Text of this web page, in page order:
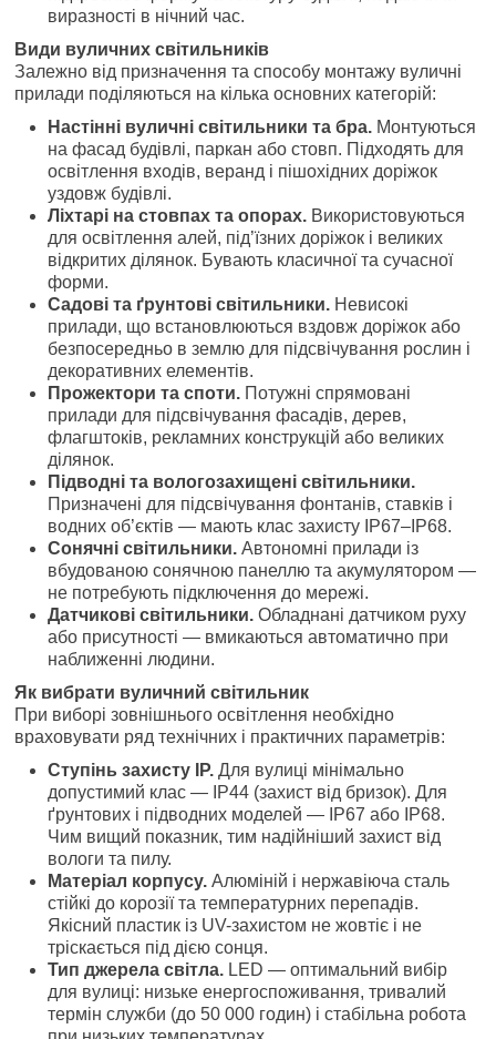
виразності в нічний час.
Види вуличних світильників
Залежно від призначення та способу монтажу вуличні
прилади поділяються на кілька основних категорій:
Настінні вуличні світильники та бра. Монтуються
на фасад будівлі, паркан або стовп. Підходять для
освітлення входів, веранд і пішохідних доріжок
уздовж будівлі.
Ліхтарі на стовпах та опорах. Використовуються
для освітлення алей, під’їзних доріжок і великих
відкритих ділянок. Бувають класичної та сучасної
форми.
Садові та ґрунтові світильники. Невисокі
прилади, що встановлюються вздовж доріжок або
безпосередньо в землю для підсвічування рослин і
декоративних елементів.
Прожектори та споти. Потужні спрямовані
прилади для підсвічування фасадів, дерев,
флагштоків, рекламних конструкцій або великих
ділянок.
Підводні та вологозахищені світильники.
Призначені для підсвічування фонтанів, ставків і
водних об’єктів — мають клас захисту IP67–IP68.
Сонячні світильники. Автономні прилади із
вбудованою сонячною панеллю та акумулятором —
не потребують підключення до мережі.
Датчикові світильники. Обладнані датчиком руху
або присутності — вмикаються автоматично при
наближенні людини.
Як вибрати вуличний світильник
При виборі зовнішнього освітлення необхідно
враховувати ряд технічних і практичних параметрів:
Ступінь захисту IP. Для вулиці мінімально
допустимий клас — IP44 (захист від бризок). Для
ґрунтових і підводних моделей — IP67 або IP68.
Чим вищий показник, тим надійніший захист від
вологи та пилу.
Матеріал корпусу. Алюміній і нержавіюча сталь
стійкі до корозії та температурних перепадів.
Якісний пластик із UV-захистом не жовтіє і не
тріскається під дією сонця.
Тип джерела світла. LED — оптимальний вибір
для вулиці: низьке енергоспоживання, тривалий
термін служби (до 50 000 годин) і стабільна робота